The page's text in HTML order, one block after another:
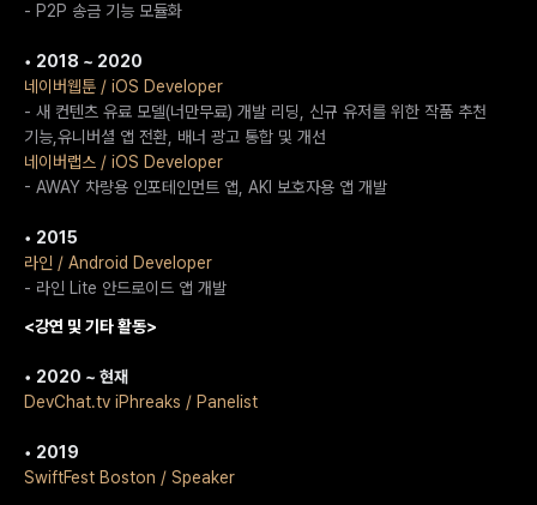
- P2P 송금 기능 모듈화
• 2018 ~ 2020
네이버웹툰 / iOS Developer
- 새 컨텐츠 유료 모델(너만무료) 개발 리딩, 신규 유저를 위한 작품 추천
기능,유니버셜 앱 전환, 배너 광고 통합 및 개선
네이버랩스 / iOS Developer
- AWAY 차량용 인포테인먼트 앱, AKI 보호자용 앱 개발
• 2015
라인 / Android Developer
- 라인 Lite 안드로이드 앱 개발
<강연 및 기타 활동>
• 2020 ~ 현재
DevChat.tv iPhreaks / Panelist
• 2019
SwiftFest Boston / Speaker